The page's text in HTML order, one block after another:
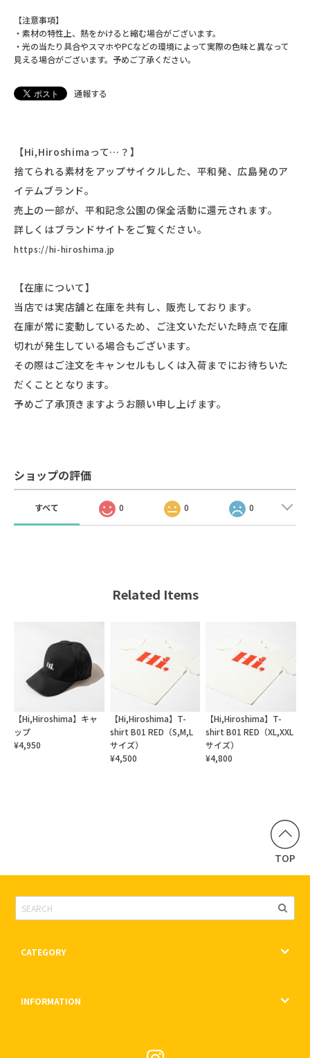
【注意事項】
・素材の特性上、熱をかけると縮む場合がございます。
・光の当たり具合やスマホやPCなどの環境によって実際の色味と異なって
見える場合がございます。予めご了承ください。
通報する
【Hi,Hiroshimaって…？】
捨てられる素材をアップサイクルした、平和発、広島発のア
イテムブランド。
売上の一部が、平和記念公園の保全活動に還元されます。
詳しくはブランドサイトをご覧ください。
https://hi-hiroshima.jp
【在庫について】
当店では実店舗と在庫を共有し、販売しております。
在庫が常に変動しているため、ご注文いただいた時点で在庫
切れが発生している場合もございます。
その際はご注文をキャンセルもしくは入荷までにお待ちいた
だくこととなります。
予めご了承頂きますようお願い申し上げます。
ショップの評価
すべて 0 0 0
Related Items
【Hi,Hiroshima】キャ
ップ
¥4,950
【Hi,Hiroshima】T-
shirt B01 RED（S,M,L
サイズ）
¥4,500
【Hi,Hiroshima】T-
shirt B01 RED（XL,XXL
サイズ）
¥4,800
TOP
CATEGORY
INFORMATION